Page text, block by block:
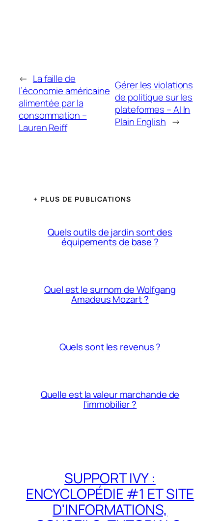
← La faille de
l’économie américaine
alimentée par la
consommation –
Lauren Reiff
Gérer les violations
de politique sur les
plateformes – AI In
Plain English →
+ PLUS DE PUBLICATIONS
Quels outils de jardin sont des
équipements de base ?
Quel est le surnom de Wolfgang
Amadeus Mozart ?
Quels sont les revenus ?
Quelle est la valeur marchande de
l’immobilier ?
SUPPORT IVY :
ENCYCLOPÉDIE #1 ET SITE
D'INFORMATIONS,